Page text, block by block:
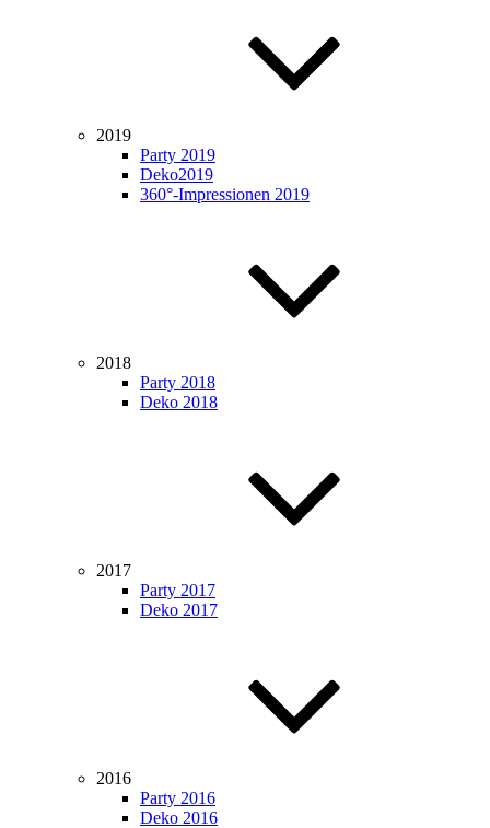
2019
Party 2019
Deko2019
360°-Impressionen 2019
2018
Party 2018
Deko 2018
2017
Party 2017
Deko 2017
2016
Party 2016
Deko 2016